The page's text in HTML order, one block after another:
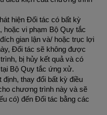
hiện Đối tác có bất kỳ
hoặc vi phạm Bộ Quy tắc
gian lận và/ hoặc trục lợi
Đối tác sẽ không được
bị hủy kết quả và có
Bộ Quy tắc ứng xử.
định, thay đổi bất kỳ điều
chương trình này và sẽ
có) đến Đối tác bằng các